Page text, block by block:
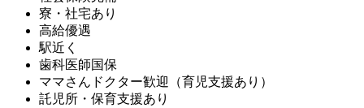
寮・社宅あり
高給優遇
駅近く
歯科医師国保
ママさんドクター歓迎（育児支援あり）
託児所・保育支援あり